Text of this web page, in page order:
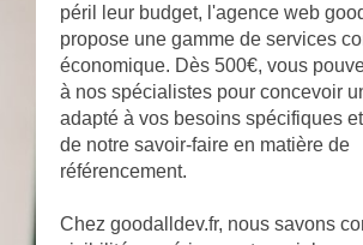
péril leur budget, l'agence web
propose une gamme de services
économique. Dès 500€, vous
à nos spécialistes pour concevoir
adapté à vos besoins spécifiques
de notre savoir-faire en matière de
référencement.
Chez goodalldev.fr, nous savons